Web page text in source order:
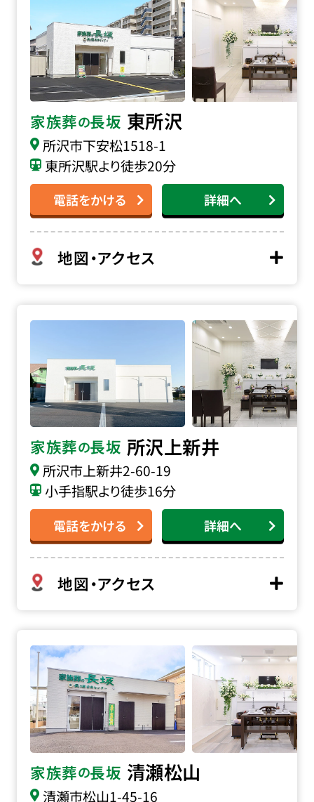
家族葬の長坂 東所沢
所沢市下安松1518-1
東所沢駅より徒歩20分
電話をかける 詳細へ
地図・アクセス
家族葬の長坂 所沢上新井
所沢市上新井2-60-19
小手指駅より徒歩16分
電話をかける 詳細へ
地図・アクセス
家族葬の長坂 清瀬松山
清瀬市松山1-45-16